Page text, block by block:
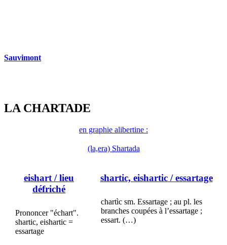
Sauvimont
LA CHARTADE
en graphie alibertine :
(la,era) Shartada
eishart / lieu
défriché
Prononcer "échart".
shartic, eishartic =
essartage
shartic, eishartic/ essartage
chartìc sm. Essartage ; au pl. les
branches coupées à l’essartage ;
essart. (…)